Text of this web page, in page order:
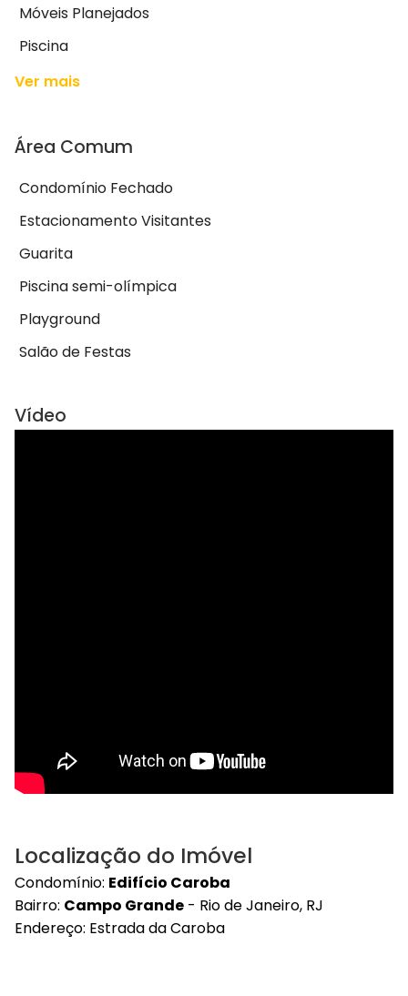
Móveis Planejados
Piscina
Ver mais
Área Comum
Condomínio Fechado
Estacionamento Visitantes
Guarita
Piscina semi-olímpica
Playground
Salão de Festas
Vídeo
Localização do Imóvel
Condomínio: Edifício Caroba
Bairro: Campo Grande - Rio de Janeiro, RJ
Endereço: Estrada da Caroba